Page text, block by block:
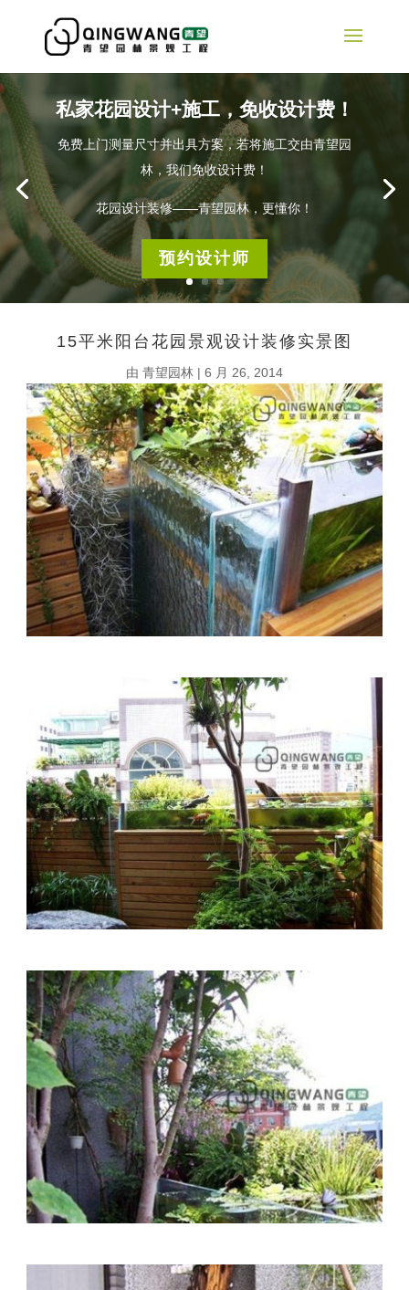
私家花园设计+施工，免收设计费！
免费上门测量尺寸并出具方案，若将施工交由青望园
林，我们免收设计费！
花园设计装修——青望园林，更懂你！
预约设计师
15平米阳台花园景观设计装修实景图
由 青望园林 | 6 月 26, 2014